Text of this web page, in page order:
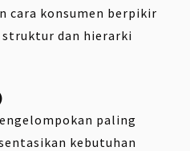
cara konsumen berpikir
dan hierarki
paling
kebutuhan